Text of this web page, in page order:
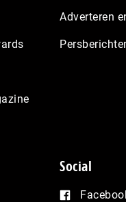
Adverteren
Social